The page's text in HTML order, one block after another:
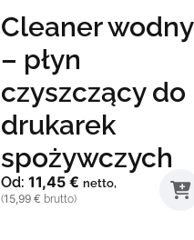
Cleaner wodny
– płyn
czyszczący do
drukarek
spożywczych
Od: 11,45 € netto,
(15,99 € brutto)